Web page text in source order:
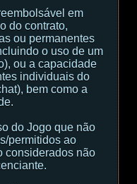
em
do contrato,
ou permanentes
o uso de um
ou a capacidade
individuais do
bem como a
do Jogo que não
permitidos ao
considerados não